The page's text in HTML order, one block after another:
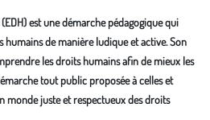
est une démarche pédagogique qui
humains de manière ludique et active. Son
les droits humains afin de mieux les
tout public proposée à celles et
monde juste et respectueux des droits